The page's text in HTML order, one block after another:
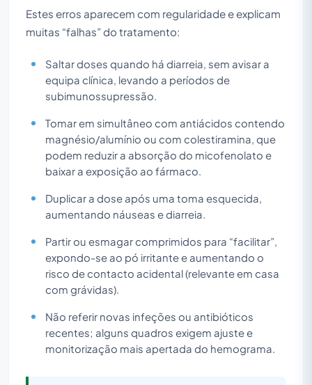
Estes erros aparecem com regularidade e explicam
muitas “falhas” do tratamento:
Saltar doses quando há diarreia, sem avisar a
equipa clínica, levando a períodos de
subimunossupressão.
Tomar em simultâneo com antiácidos contendo
magnésio/alumínio ou com colestiramina, que
podem reduzir a absorção do micofenolato e
baixar a exposição ao fármaco.
Duplicar a dose após uma toma esquecida,
aumentando náuseas e diarreia.
Partir ou esmagar comprimidos para “facilitar”,
expondo-se ao pó irritante e aumentando o
risco de contacto acidental (relevante em casa
com grávidas).
Não referir novas infeções ou antibióticos
recentes; alguns quadros exigem ajuste e
monitorização mais apertada do hemograma.